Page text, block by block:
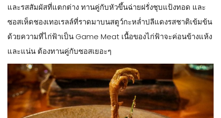
และรสสัมผัสที่แตกต่าง ทานคู่กับหัวขึ้นฉ่ายฝรั่งชุบแป้งทอด และ
ซอสเห็ดชองเทอเรลล์ที่ราดมาบนสตูว์กะหล่ำปลีแดงรสชาติเข้มข้น
ด้วยความที่ไก่ฟ้าเป็น Game Meat เนื้อของไก่ฟ้าจะค่อนข้างแห้ง
และแน่น ต้องทานคู่กับซอสเยอะๆ